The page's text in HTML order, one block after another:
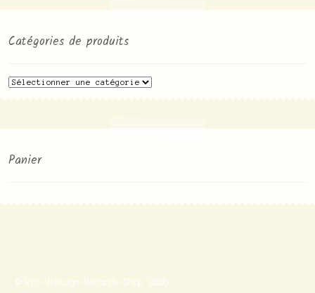
Catégories de produits
Panier
© Ric-Vintage-Records-Shop 2026